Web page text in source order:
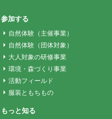
参加する
自然体験（主催事業）
自然体験（団体対象）
大人対象の研修事業
環境・森づくり事業
活動フィールド
服装ともちもの
もっと知る